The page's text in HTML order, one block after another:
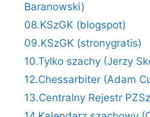
Baranowski)
08.KSzGK (blogspot)
09.KSzGK (stronygratis)
10.Tylko szachy (Jerzy
12.Chessarbiter (Adam
13.Centralny Rejestr